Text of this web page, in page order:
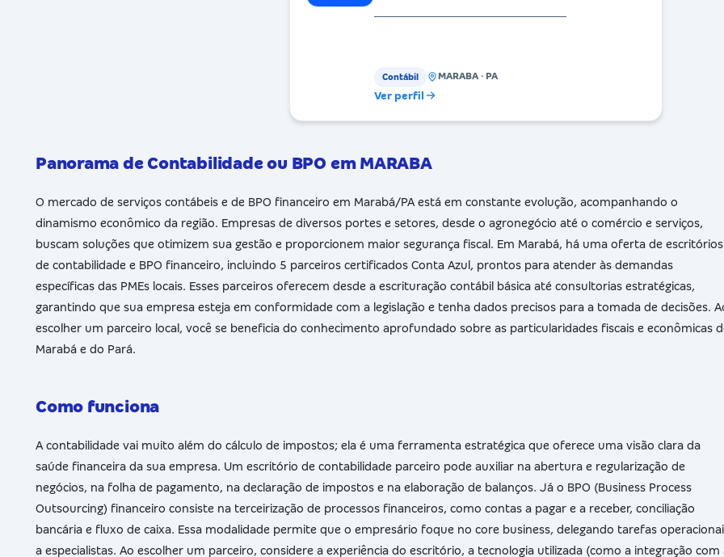
Contábil MARABA · PA
Ver perfil
Panorama de Contabilidade ou BPO em MARABA
O mercado de serviços contábeis e de BPO financeiro em Marabá/PA está em constante evolução, acompanhando o
dinamismo econômico da região. Empresas de diversos portes e setores, desde o agronegócio até o comércio e serviços,
buscam soluções que otimizem sua gestão e proporcionem maior segurança fiscal. Em Marabá, há uma oferta de escritórios
de contabilidade e BPO financeiro, incluindo 5 parceiros certificados Conta Azul, prontos para atender às demandas
específicas das PMEs locais. Esses parceiros oferecem desde a escrituração contábil básica até consultorias estratégicas,
garantindo que sua empresa esteja em conformidade com a legislação e tenha dados precisos para a tomada de decisões.
escolher um parceiro local, você se beneficia do conhecimento aprofundado sobre as particularidades fiscais e econômicas
Marabá e do Pará.
Como funciona
A contabilidade vai muito além do cálculo de impostos; ela é uma ferramenta estratégica que oferece uma visão clara da
saúde financeira da sua empresa. Um escritório de contabilidade parceiro pode auxiliar na abertura e regularização de
negócios, na folha de pagamento, na declaração de impostos e na elaboração de balanços. Já o BPO (Business Process
Outsourcing) financeiro consiste na terceirização de processos financeiros, como contas a pagar e a receber, conciliação
bancária e fluxo de caixa. Essa modalidade permite que o empresário foque no core business, delegando tarefas
a especialistas. Ao escolher um parceiro, considere a experiência do escritório, a tecnologia utilizada (como a integração com